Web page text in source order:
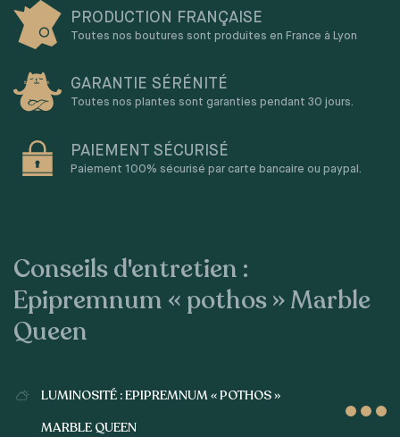
PRODUCTION FRANÇAISE
Toutes nos boutures sont produites en France à Lyon
GARANTIE SÉRÉNITÉ
Toutes nos plantes sont garanties pendant 30 jours.
PAIEMENT SÉCURISÉ
Paiement 100% sécurisé par carte bancaire ou paypal.
Conseils d'entretien :
Epipremnum « pothos » Marble
Queen
LUMINOSITÉ : EPIPREMNUM « POTHOS »
MARBLE QUEEN